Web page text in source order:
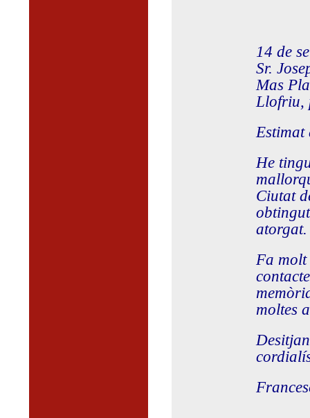
14 de
Sr.
Mas Pla
Llofriu,
Estimat
He
Ciutat
atorgat.
Fa molt
moltes